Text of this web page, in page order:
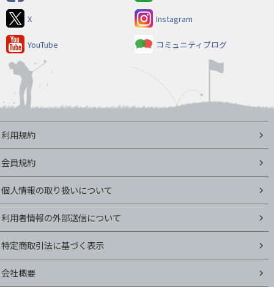
X Instagram
YouTube コミュニティブログ
利用規約
会員規約
個人情報の取り扱いについて
利用者情報の外部送信について
特定商取引法に基づく表示
会社概要